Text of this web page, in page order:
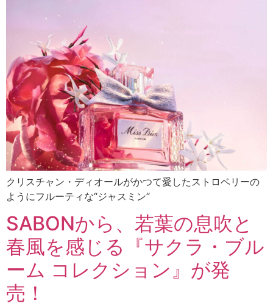
クリスチャン・ディオールがかつて愛したストロベリーの
ようにフルーティな“ジャスミン”
SABONから、若葉の息吹と
春風を感じる『サクラ・ブル
ーム コレクション』が発
売！